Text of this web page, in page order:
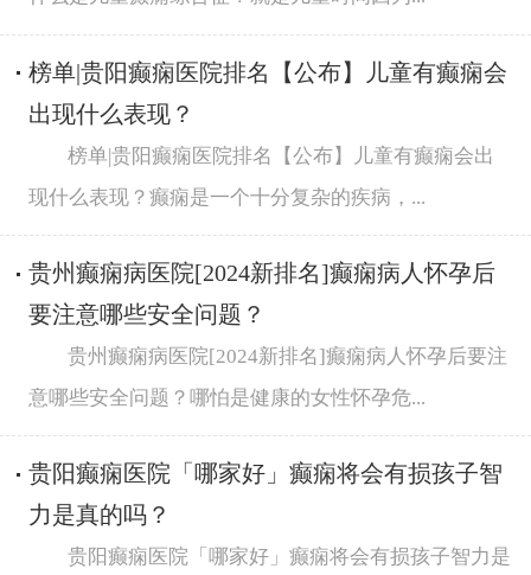
榜单|贵阳癫痫医院排名【公布】儿童有癫痫会
出现什么表现？
榜单|贵阳癫痫医院排名【公布】儿童有癫痫会出
现什么表现？癫痫是一个十分复杂的疾病，...
贵州癫痫病医院[2024新排名]癫痫病人怀孕后
要注意哪些安全问题？
贵州癫痫病医院[2024新排名]癫痫病人怀孕后要注
意哪些安全问题？哪怕是健康的女性怀孕危...
贵阳癫痫医院「哪家好」癫痫将会有损孩子智
力是真的吗？
贵阳癫痫医院「哪家好」癫痫将会有损孩子智力是